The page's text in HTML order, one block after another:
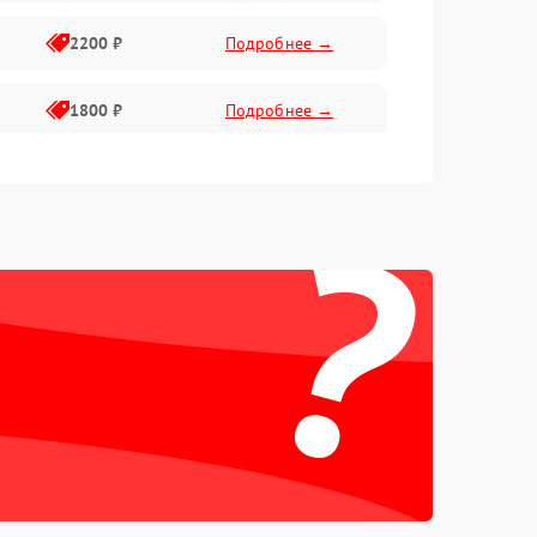
2200 ₽ Подробнее →
1800 ₽ Подробнее →
Подробнее →
1500 ₽ Подробнее →
?